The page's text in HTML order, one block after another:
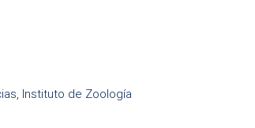
Instituto de Zoología